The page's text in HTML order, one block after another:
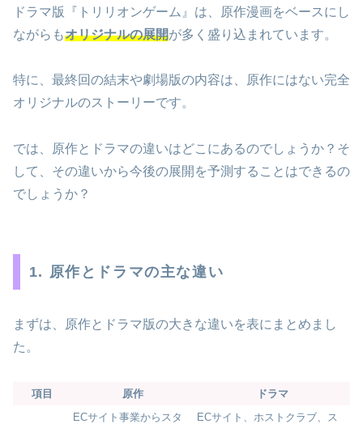
ドラマ版『トリリオンゲーム』は、原作漫画をベースにし
ながらもオリジナルの展開が多く盛り込まれています。
特に、最終回の結末や劇場版の内容は、原作にはない完全
オリジナルのストーリーです。
では、原作とドラマの違いはどこにあるのでしょうか？そ
して、その違いから今後の展開を予測することはできるの
でしょうか？
1. 原作とドラマの主な違い
まずは、原作とドラマ版の大きな違いを表にまとめまし
た。
項目 原作 ドラマ
ECサイト事業からスタ
ECサイト、ホストクラブ、ス